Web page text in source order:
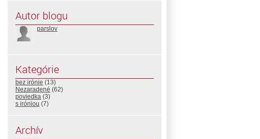
Autor blogu
parslov
Kategórie
bez irónie (13)
Nezaradené (62)
poviedka (3)
s iróniou (7)
Archív